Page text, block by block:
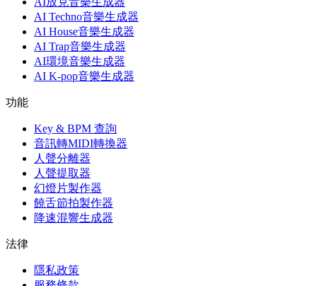
AI Techno音樂生成器
AI House音樂生成器
AI Trap音樂生成器
AI環境音樂生成器
AI K-pop音樂生成器
功能
Key & BPM 查詢
音訊轉MIDI轉換器
人聲分離器
人聲提取器
幻燈片製作器
饒舌節拍製作器
降速混響生成器
法律
隱私政策